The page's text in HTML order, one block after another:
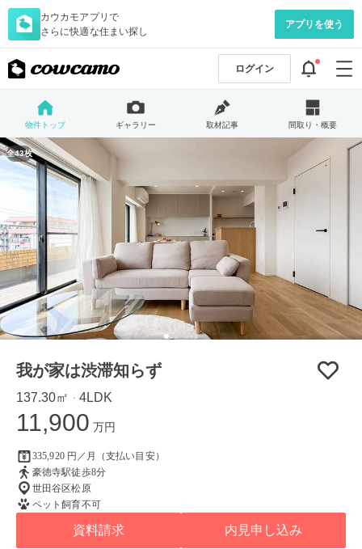
カウカモアプリで
さらに快適な住まい探し
アプリを使う
ログイン
物件トップ ギャラリー 取材記事 間取り・概要
全43枚
我が家は渋滞知らず
137.30㎡ ・ 4LDK
11,900 万円
335,920 円／月（支払い目安）
豪徳寺駅徒歩8分
世田谷区松原
ペット飼育不可
資料請求 内見申し込み